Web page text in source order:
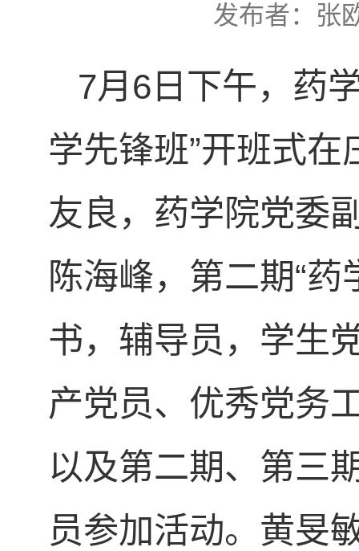
发布者：张
7月6日下午，药
学先锋班”开班式
友良，药学院党委
陈海峰，第二期“
书，辅导员，学生
产党员、优秀党务
以及第二期、第三
员参加活动。黄旻